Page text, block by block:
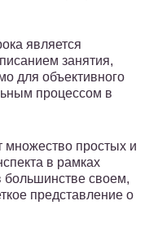
является
занятия,
для объективного
процессом в
множество простых и
в рамках
большинстве своем,
представление о